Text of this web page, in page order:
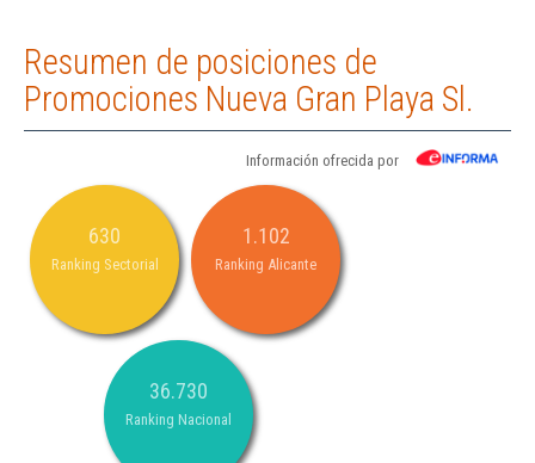
Resumen de posiciones de
Promociones Nueva Gran Playa Sl.
Información ofrecida por
630
Ranking Sectorial
1.102
Ranking Alicante
36.730
Ranking Nacional